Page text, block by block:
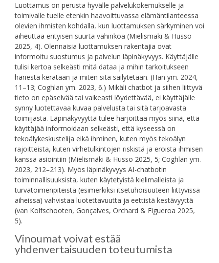
Luottamus on perusta hyvälle palvelukokemukselle ja
toimivalle tuelle etenkin haavoittuvassa elämäntilanteessa
olevien ihmisten kohdalla, kun luottamuksen särkyminen voi
aiheuttaa erityisen suurta vahinkoa (Mielismäki & Husso
2025, 4). Olennaisia luottamuksen rakentajia ovat
informoitu suostumus ja palvelun läpinäkyvyys. Käyttäjälle
tulisi kertoa selkeästi mitä dataa ja mihin tarkoitukseen
hänestä kerätään ja miten sitä säilytetään. (Han ym. 2024,
11–13; Coghlan ym. 2023, 6.) Mikäli chatbot ja siihen liittyvä
tieto on epäselvää tai vaikeasti löydettävää, ei käyttäjälle
synny luotettavaa kuvaa palvelusta tai sitä tarjoavasta
toimijasta. Läpinäkyvyyttä tulee harjoittaa myös siinä, että
käyttäjää informoidaan selkeästi, että kyseessä on
tekoälykeskustelija eikä ihminen, kuten myös tekoälyn
rajoitteista, kuten virhetulkintojen riskistä ja eroista ihmisen
kanssa asiointiin (Mielismäki & Husso 2025, 5; Coghlan ym.
2023, 212–213). Myös läpinäkyvyys AI-chatbotin
toiminnallisuuksista, kuten käytetyistä kielimalleista ja
turvatoimenpiteistä (esimerkiksi itsetuhoisuuteen liittyvissä
aiheissa) vahvistaa luotettavuutta ja eettistä kestävyyttä
(van Kolfschooten, Gonçalves, Orchard & Figueroa 2025,
5).
Vinoumat voivat estää
yhdenvertaisuuden toteutumista